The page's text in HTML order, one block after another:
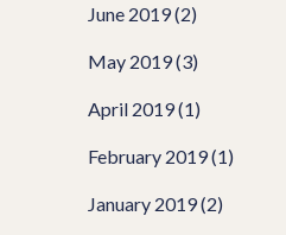
June 2019(2)
May 2019(3)
April 2019(1)
February 2019(1)
January 2019(2)